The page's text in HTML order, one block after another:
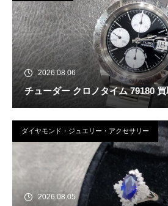
2026.08.06
チューダー クロノタイム 79180
ダイヤモンド・ジュエリー・アクセサリー
2026.08.05